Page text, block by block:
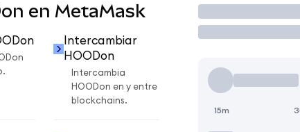
en MetaMask
Intercambiar
HOODon
Intercambia
HOODon en y entre
blockchains.
Operar
15m